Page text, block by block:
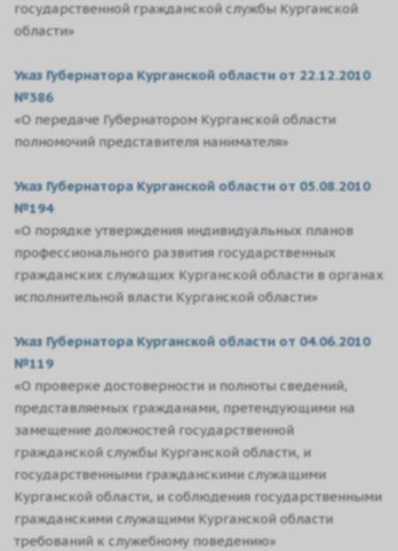
государственной гражданской службы Курганской
области»
Указ Губернатора Курганской области от 22.12.2010
№386
«О передаче Губернатором Курганской области
полномочий представителя нанимателя»
Указ Губернатора Курганской области от 05.08.2010
№194
«О порядке утверждения индивидуальных планов
профессионального развития государственных
гражданских служащих Курганской области в органах
исполнительной власти Курганской области»
Указ Губернатора Курганской области от 04.06.2010
№119
«О проверке достоверности и полноты сведений,
представляемых гражданами, претендующими на
замещение должностей государственной
гражданской службы Курганской области, и
государственными гражданскими служащими
Курганской области, и соблюдения государственными
гражданскими служащими Курганской области
требований к служебному поведению»